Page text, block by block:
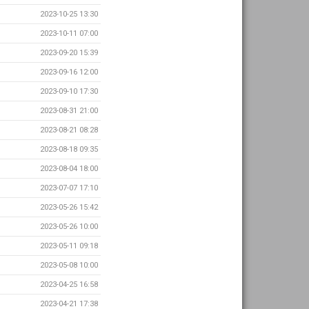
2023-10-25 13:30
2023-10-11 07:00
2023-09-20 15:39
2023-09-16 12:00
2023-09-10 17:30
2023-08-31 21:00
2023-08-21 08:28
2023-08-18 09:35
2023-08-04 18:00
2023-07-07 17:10
2023-05-26 15:42
2023-05-26 10:00
2023-05-11 09:18
2023-05-08 10:00
2023-04-25 16:58
2023-04-21 17:38